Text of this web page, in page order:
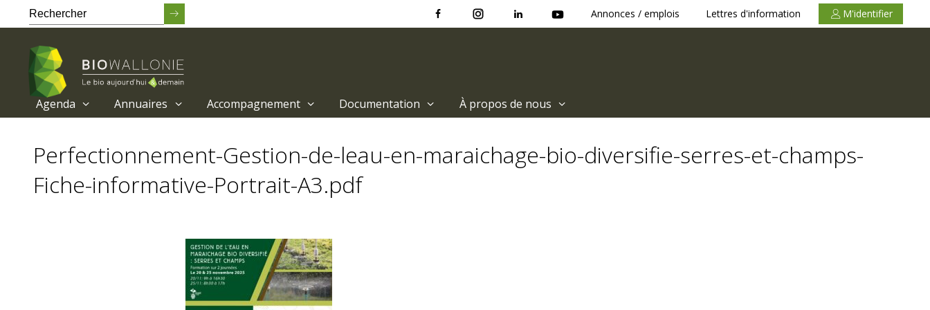
contenu
Annonces / emplois Lettres d'information M'identifier
Agenda Annuaires Accompagnement Documentation À propos de nous
Perfectionnement-Gestion-de-leau-en-maraichage-bio-diversifie-serres-et-champs-
Fiche-informative-Portrait-A3.pdf